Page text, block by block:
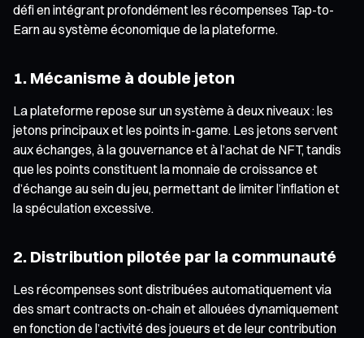
défi en intégrant profondément les récompenses Tap-to-
Earn au système économique de la plateforme.
1. Mécanisme à double jeton
La plateforme repose sur un système à deux niveaux : les
jetons principaux et les points in-game. Les jetons servent
aux échanges, à la gouvernance et à l’achat de NFT, tandis
que les points constituent la monnaie de croissance et
d’échange au sein du jeu, permettant de limiter l’inflation et
la spéculation excessive.
2. Distribution pilotée par la communauté
Les récompenses sont distribuées automatiquement via
des smart contracts on-chain et allouées dynamiquement
en fonction de l’activité des joueurs et de leur contribution